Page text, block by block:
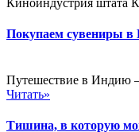
Киноиндустрия штата
Покупаем сувениры
Путешествие в Индию
Читать»
Тишина, в которую